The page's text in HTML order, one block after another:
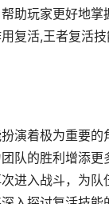
助玩家更好地掌
复活,王者复活
演着极为重要的
队的胜利增添更
进入战斗，为队